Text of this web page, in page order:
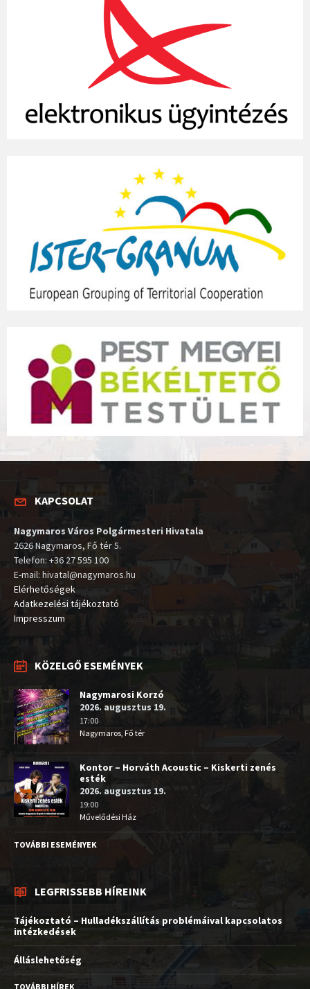
KAPCSOLAT
Nagymaros Város Polgármesteri Hivatala
2626 Nagymaros, Fő tér 5.
Telefon: +36 27 595 100
E-mail: hivatal@nagymaros.hu
Elérhetőségek
Adatkezelési tájékoztató
Impresszum
KÖZELGŐ ESEMÉNYEK
Nagymarosi Korzó
2026. augusztus 19.
17:00
Nagymaros, Fő tér
Kontor – Horváth Acoustic – Kiskerti zenés
esték
2026. augusztus 19.
19:00
Művelődési Ház
TOVÁBBI ESEMÉNYEK
LEGFRISSEBB HÍREINK
Tájékoztató – Hulladékszállítás problémáival kapcsolatos
intézkedések
Álláslehetőség
TOVÁBBI HÍREK